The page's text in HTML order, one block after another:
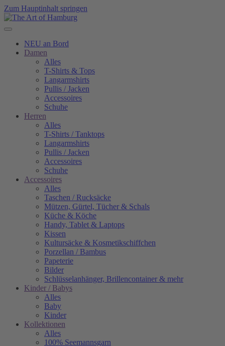
Zum Hauptinhalt springen
NEU an Bord
Damen
Alles
T-Shirts & Tops
Langarmshirts
Pullis / Jacken
Accessoires
Schuhe
Herren
Alles
T-Shirts / Tanktops
Langarmshirts
Pullis / Jacken
Accessoires
Schuhe
Accessoires
Alles
Taschen / Rucksäcke
Mützen, Gürtel, Tücher & Schals
Küche & Köche
Handy, Tablet & Laptops
Kissen
Kultursäcke & Kosmetikschiffchen
Porzellan / Bambus
Papeterie
Bilder
Schlüsselanhänger, Brillencontainer & mehr
Kinder / Babys
Alles
Baby
Kinder
Kollektionen
Alles
100% Seemannsgarn